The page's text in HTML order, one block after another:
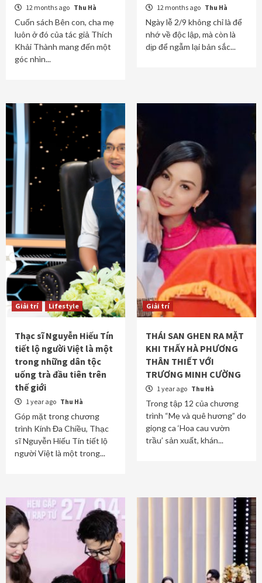
12 months ago Thu Hà
Cuốn sách Bên con, cha mẹ
luôn ở đó của tác giả Thích
Khải Thành mang đến một
góc nhìn...
12 months ago Thu Hà
Ngày lễ 2/9 không chỉ là để
nhớ về độc lập, mà còn là
dịp để ngẫm lại bản sắc...
Giải trí Lifestyle
Thạc sĩ Nguyễn Hiếu Tín
tiết lộ người Việt là một
trong những dân tộc
uống trà đầu tiên trên
thế giới
1 year ago Thu Hà
Góp mặt trong chương
trình Kính Đa Chiều, Thạc
sĩ Nguyễn Hiếu Tín tiết lộ
người Việt là một trong...
Giải trí
THÁI SAN GHEN RA MẶT
KHI THẤY HÀ PHƯƠNG
THÂN THIẾT VỚI
TRƯƠNG MINH CƯỜNG
1 year ago Thu Hà
Trong tập 12 của chương
trình “Mẹ và quê hương” do
giọng ca ‘Hoa cau vườn
trầu’ sản xuất, khán...